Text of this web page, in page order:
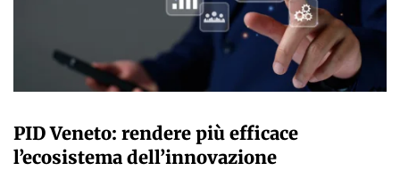
PID Veneto: rendere più efficace
l’ecosistema dell’innovazione